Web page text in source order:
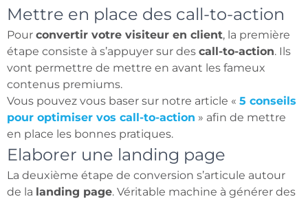
Mettre en place des call-to-action
Pour convertir votre visiteur en client, la première
étape consiste à s’appuyer sur des call-to-action. Ils
vont permettre de mettre en avant les fameux
contenus premiums.
Vous pouvez vous baser sur notre article « 5 conseils
pour optimiser vos call-to-action » afin de mettre
en place les bonnes pratiques.
Elaborer une landing page
La deuxième étape de conversion s’articule autour
de la landing page. Véritable machine à générer des